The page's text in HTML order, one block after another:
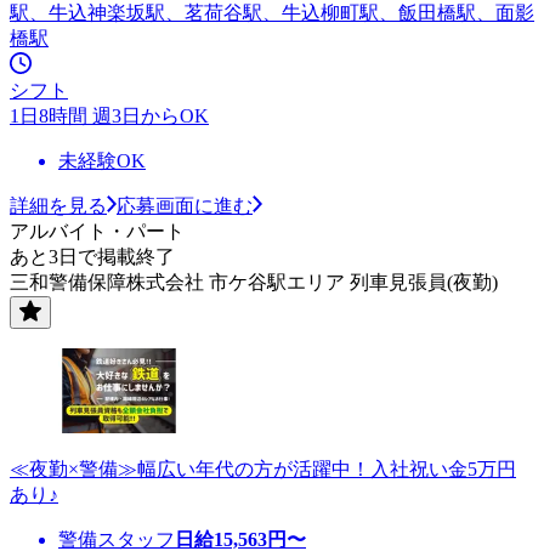
駅、牛込神楽坂駅、茗荷谷駅、牛込柳町駅、飯田橋駅、面影
橋駅
シフト
1日8時間 週3日からOK
未経験OK
詳細を見る
応募画面に進む
アルバイト・パート
あと3日で掲載終了
三和警備保障株式会社 市ケ谷駅エリア 列車見張員(夜勤)
≪夜勤×警備≫幅広い年代の方が活躍中！入社祝い金5万円
あり♪
警備スタッフ 日給15,563円〜